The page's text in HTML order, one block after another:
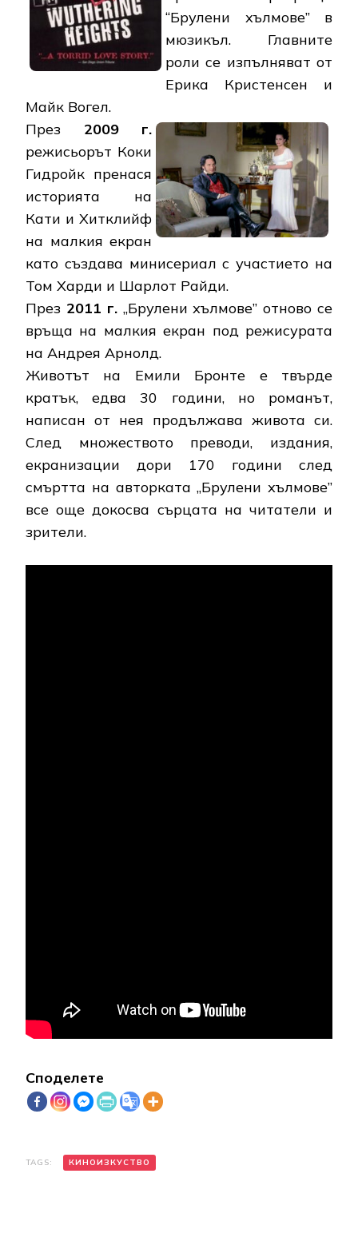
“Брулени хълмове” в
мюзикъл. Главните
роли се изпълняват от
Ерика Кристенсен и
Майк Вогел.
През 2009 г.
режисьорът Коки
Гидройк пренася
историята на
Кати и Хитклийф
на малкия екран
като създава минисериал с участието на
Том Харди и Шарлот Райди.
През 2011 г.„Брулени хълмове” отново се
връща на малкия екран под режисурата
на Андрея Арнолд.
Животът на Емили Бронте е твърде
кратък, едва 30 години, но романът,
написан от нея продължава живота си.
След множеството преводи, издания,
екранизации дори 170 години след
смъртта на авторката „Брулени хълмове”
все още докосва сърцата на читатели и
зрители.
Споделете
TAGS: КИНОИЗКУСТВО